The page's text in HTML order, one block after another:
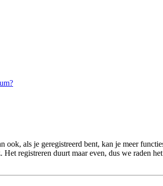
als je geregistreerd bent, kan je meer
registreren duurt maar even, dus we raden